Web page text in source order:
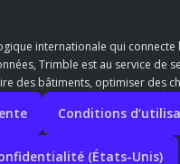
internationale qui
Trimble est au service de
des bâtiments, optimiser des
Conditions
(États-Unis)